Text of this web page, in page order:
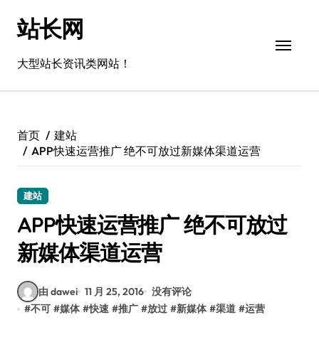
站长网
大型站长资讯类网站！
首页
建站
APP快速运营推广 绝不可放过新媒体渠道运营
建站
APP快速运营推广 绝不可放过
新媒体渠道运营
由 dawei 11 月 25, 2016 没有评论
#不可 #媒体 #快速 #推广 #放过 #新媒体 #渠道 #运营